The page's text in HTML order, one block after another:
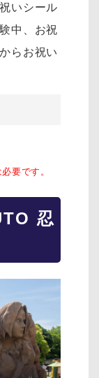
いシール
中、お祝
らお祝い
要です。
忍